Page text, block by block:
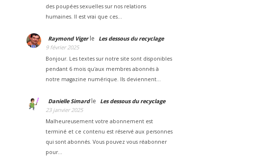
des poupées sexuelles sur nos relations
humaines. Il est vrai que ces…
Raymond Vigerle
Les dessous du recyclage
9 février 2025
Bonjour. Les textes sur notre site sont disponibles
pendant 6 mois qu'aux membres abonnés à
notre magazine numérique. Ils deviennent…
Danielle Simardle
Les dessous du recyclage
23 janvier 2025
Malheureusement votre abonnement est
terminé et ce contenu est réservé aux personnes
qui sont abonnés. Vous pouvez vous réabonner
pour…